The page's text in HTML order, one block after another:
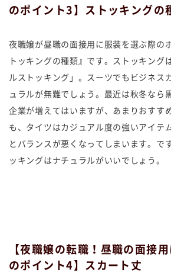
のポイント3】ストッキングの
夜職嬢が昼職の面接用に服装を選ぶ際の
トッキングの種類』です。ストッキング
ルストッキング」。スーツでもビジネス
ュラルが無難でしょう。最近は秋冬なら
企業が増えてはいますが、あまりおすす
も、タイツはカジュアル度の強いアイテ
とバランスが悪くなってしまいます。で
ッキングはナチュラルがいいでしょう。
【夜職嬢の転職！昼職の面接
のポイント4】スカート丈